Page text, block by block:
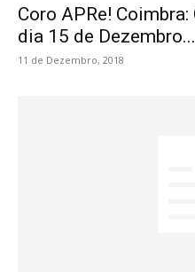
Coro APRe!
dia 15 de Dezembro...
11 de Dezembro, 2018